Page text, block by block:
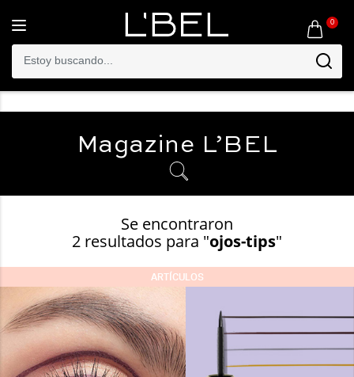
0
Magazine L’BEL
Se encontraron
2 resultados para "ojos-tips"
ARTÍCULOS